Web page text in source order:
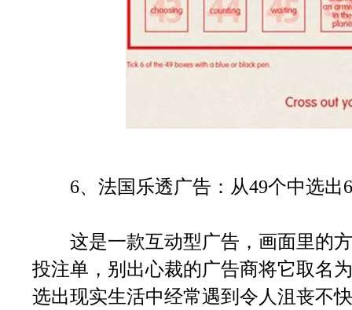
6、法国乐透广告：从49个中选出
这是一款互动型广告，画面里的方
投注单，别出心裁的广告商将它取名
选出现实生活中经常遇到令人沮丧不